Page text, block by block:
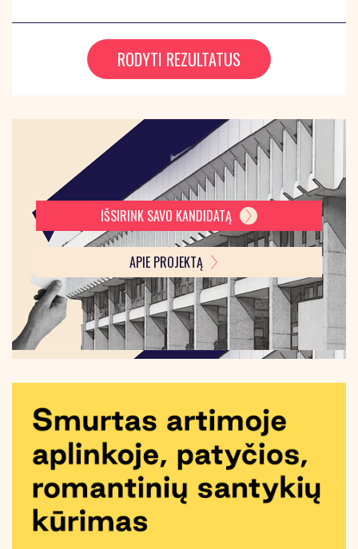
RODYTI REZULTATUS
IŠSIRINK SAVO KANDIDATĄ
APIE PROJEKTĄ